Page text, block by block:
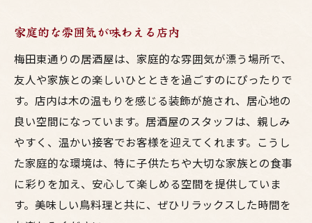
家庭的な雰囲気が味わえる店内
梅田東通りの居酒屋は、家庭的な雰囲気が漂う場所で、
友人や家族との楽しいひとときを過ごすのにぴったりで
す。店内は木の温もりを感じる装飾が施され、居心地の
良い空間になっています。居酒屋のスタッフは、親しみ
やすく、温かい接客でお客様を迎えてくれます。こうし
た家庭的な環境は、特に子供たちや大切な家族との食事
に彩りを加え、安心して楽しめる空間を提供していま
す。美味しい鳥料理と共に、ぜひリラックスした時間を